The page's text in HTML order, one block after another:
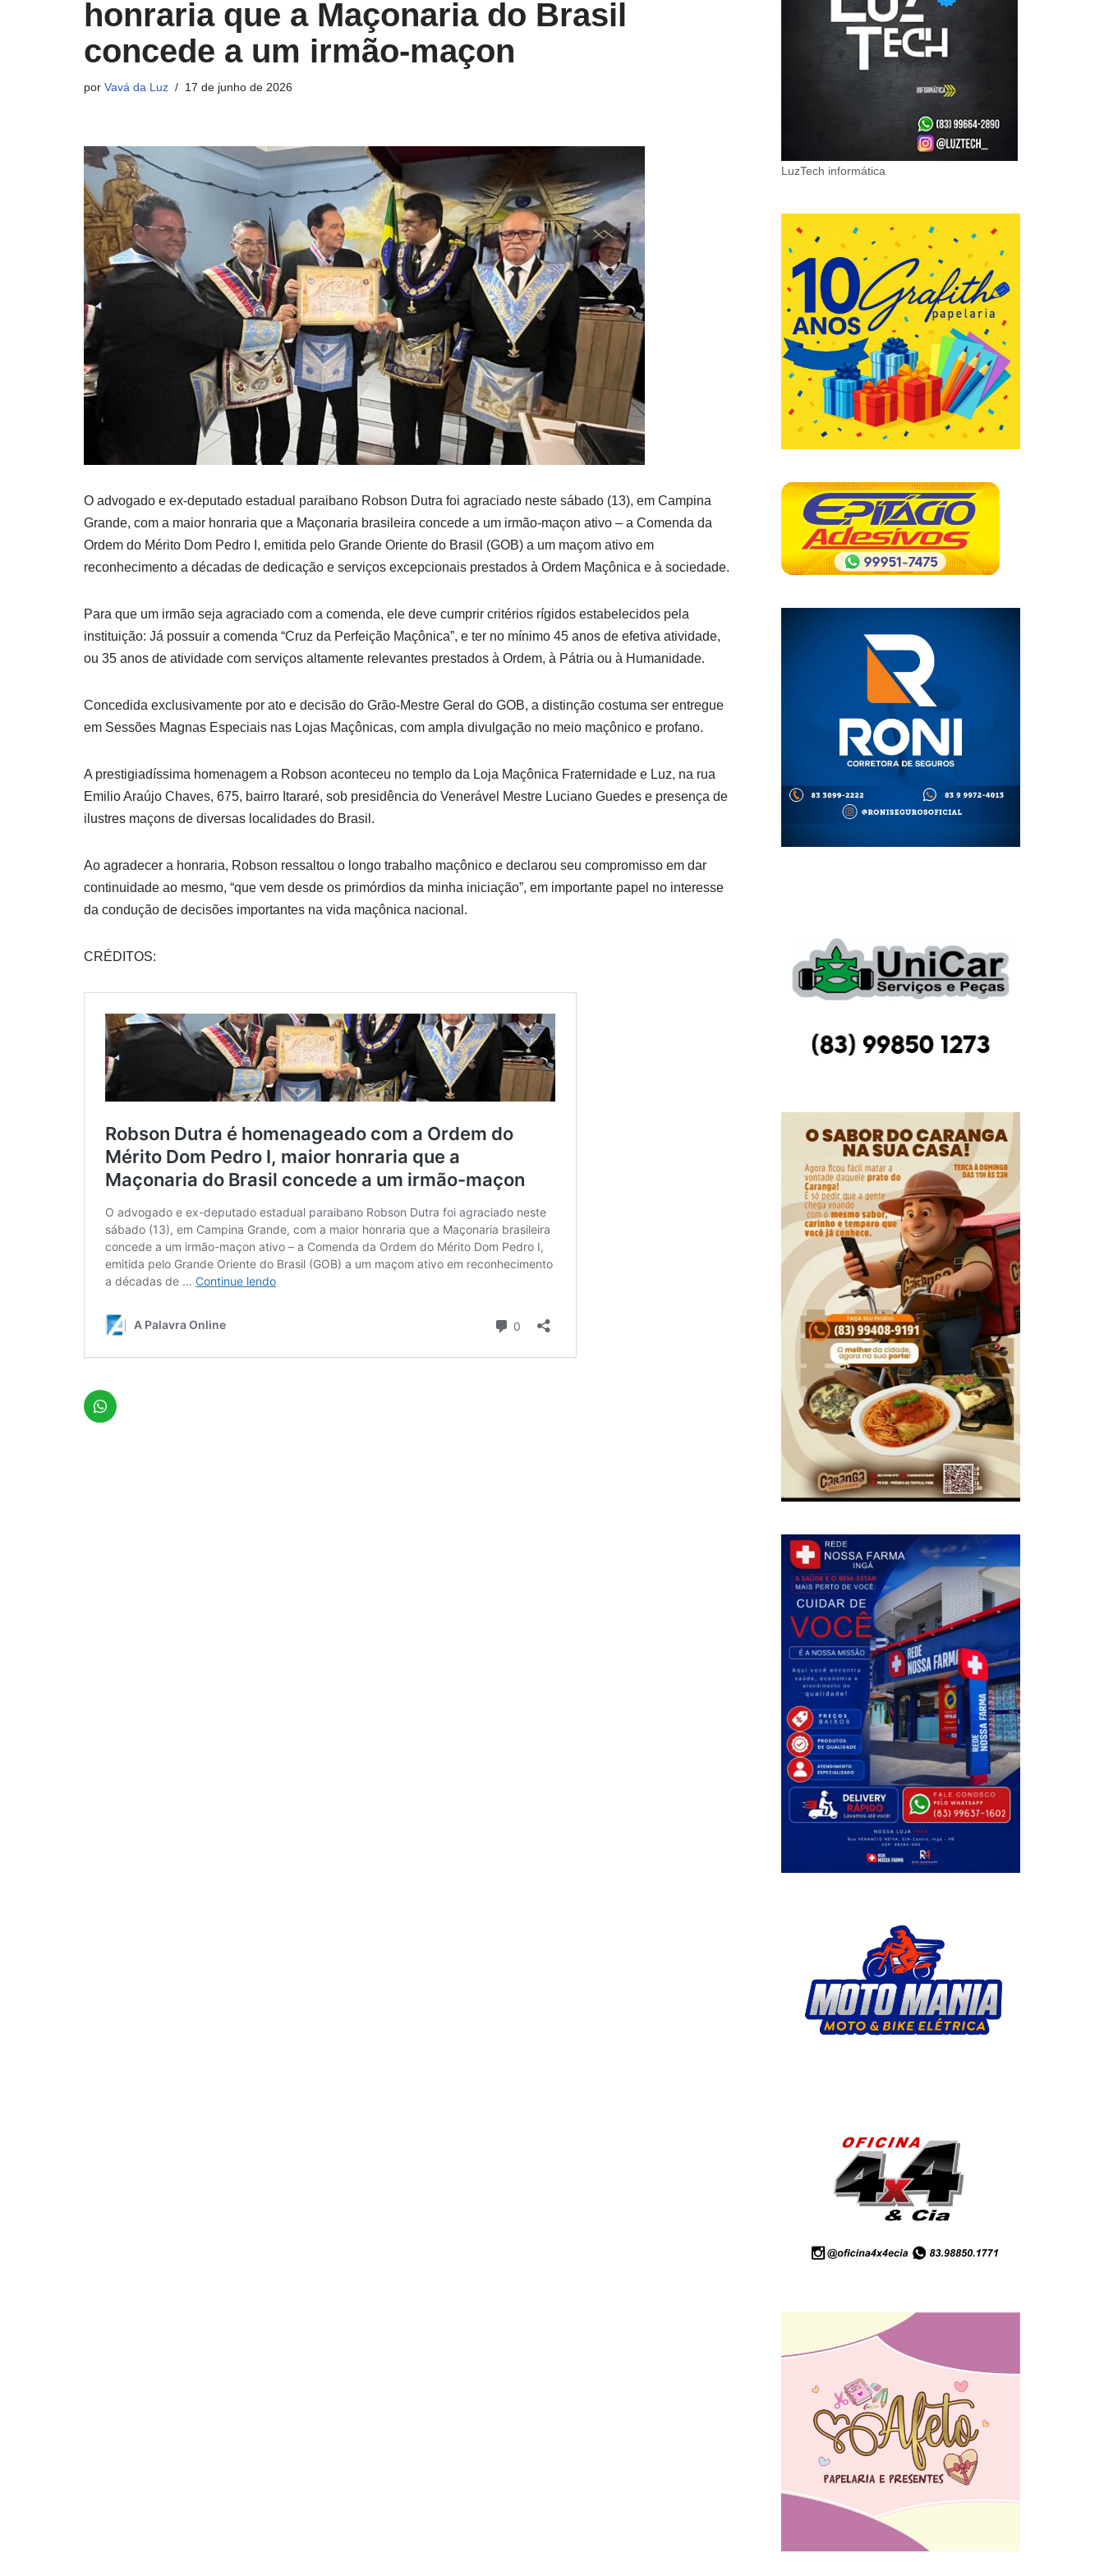
honraria que a Maçonaria do Brasil
concede a um irmão-maçon
por Vavá da Luz 17 de junho de 2026
O advogado e ex-deputado estadual paraibano Robson Dutra foi agraciado neste sábado (13), em Campina
Grande, com a maior honraria que a Maçonaria brasileira concede a um irmão-maçon ativo – a Comenda da
Ordem do Mérito Dom Pedro I, emitida pelo Grande Oriente do Brasil (GOB) a um maçom ativo em
reconhecimento a décadas de dedicação e serviços excepcionais prestados à Ordem Maçônica e à sociedade.
Para que um irmão seja agraciado com a comenda, ele deve cumprir critérios rígidos estabelecidos pela
instituição: Já possuir a comenda “Cruz da Perfeição Maçônica”, e ter no mínimo 45 anos de efetiva atividade,
ou 35 anos de atividade com serviços altamente relevantes prestados à Ordem, à Pátria ou à Humanidade.
Concedida exclusivamente por ato e decisão do Grão-Mestre Geral do GOB, a distinção costuma ser entregue
em Sessões Magnas Especiais nas Lojas Maçônicas, com ampla divulgação no meio maçônico e profano.
A prestigiadíssima homenagem a Robson aconteceu no templo da Loja Maçônica Fraternidade e Luz, na rua
Emilio Araújo Chaves, 675, bairro Itararé, sob presidência do Venerável Mestre Luciano Guedes e presença de
ilustres maçons de diversas localidades do Brasil.
Ao agradecer a honraria, Robson ressaltou o longo trabalho maçônico e declarou seu compromisso em dar
continuidade ao mesmo, “que vem desde os primórdios da minha iniciação”, em importante papel no interesse
da condução de decisões importantes na vida maçônica nacional.
CRÉDITOS:
LuzTech informática